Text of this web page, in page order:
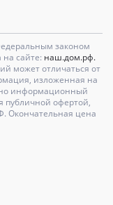
законом
сайте: наш.дом.рф.
может отличаться от
изложенная на
информационный
публичной офертой,
Окончательная цена